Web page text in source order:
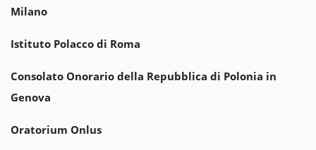
Milano
Istituto Polacco di Roma
Consolato Onorario della Repubblica di Polonia in
Genova
Oratorium Onlus